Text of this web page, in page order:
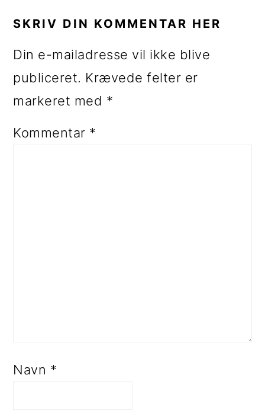
SKRIV DIN KOMMENTAR HER
Din e-mailadresse vil ikke blive
publiceret. Krævede felter er
markeret med *
Kommentar *
Navn *